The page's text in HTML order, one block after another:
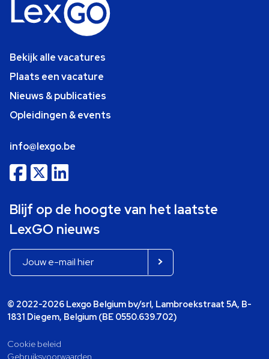
Bekijk alle vacatures
Plaats een vacature
Nieuws & publicaties
Opleidingen & events
info@lexgo.be
Blijf op de hoogte van het laatste
LexGO nieuws
© 2022-2026 Lexgo Belgium bv/srl, Lambroekstraat 5A, B-
1831 Diegem, Belgium (BE 0550.639.702)
Cookie beleid
Gebruiksvoorwaarden